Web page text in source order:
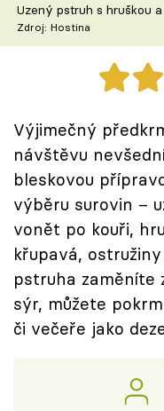
Speciál: Cuketa
Těhotnej kuchař
Přihlášení
Sledujte nás
Uzený pstruh s hruškou
Zdroj: Hostina
Výjimečný
návštěvu
bleskovou
výběru surovin –
vonět po kouři,
křupavá,
pstruha zaměníte
sýr, můžete
či večeře jako